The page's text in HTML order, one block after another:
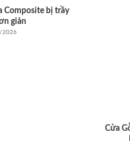
Composite bị trầy
giản
2026
Cửa